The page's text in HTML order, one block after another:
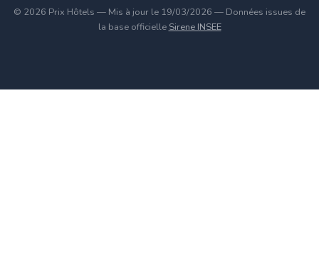
© 2026 Prix Hôtels — Mis à jour le 19/03/2026 — Données issues de
la base officielle Sirene INSEE